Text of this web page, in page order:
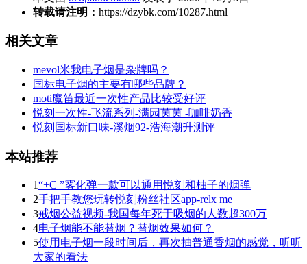
转载请注明： https://dzybk.com/10287.html
相关文章
mevol米我电子烟是杂牌吗？
国标电子烟的主要有哪些品牌？
moti魔笛最近一次性产品比较受好评
悦刻一次性-飞流系列-满园茵茵 -咖啡奶香
悦刻国标新口味-溪烟92-浩海潮升测评
本站推荐
1“+C ”雾化弹一款可以通用悦刻和柚子的烟弹
2手把手教您玩转悦刻粉丝社区app-relx me
3戒烟公益视频-我国每年死于吸烟的人数超300万
4电子烟能不能替烟？替烟效果如何？
5使用电子烟一段时间后，再次抽普通香烟的感觉，听听
大家的看法